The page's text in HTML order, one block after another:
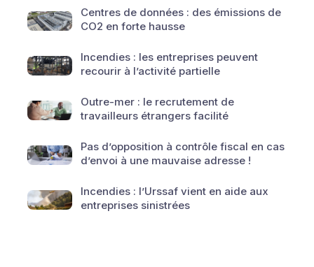
Centres de données : des émissions de
CO2 en forte hausse
Incendies : les entreprises peuvent
recourir à l’activité partielle
Outre-mer : le recrutement de
travailleurs étrangers facilité
Pas d’opposition à contrôle fiscal en cas
d’envoi à une mauvaise adresse !
Incendies : l’Urssaf vient en aide aux
entreprises sinistrées